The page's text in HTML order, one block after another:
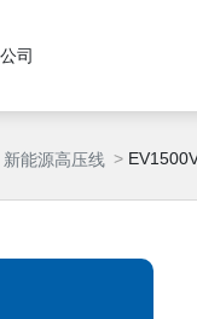
新能源高压线